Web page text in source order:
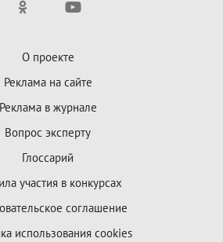
О проекте
Реклама на сайте
Реклама в журнале
Вопрос эксперту
Глоссарий
участия в конкурсах
соглашение
использования cookies